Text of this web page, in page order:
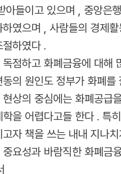
아들이고 있으며 , 중앙은
였으며 , 사람들의 경제
하였다 .
점하고 화폐금융에 대
동의 원인도 정부가 화폐
상의 중심에는 화폐공급
을 어렵다고들 한다 . 특
자 책을 쓰는 내내 지나
요성과 바람직한 화폐금